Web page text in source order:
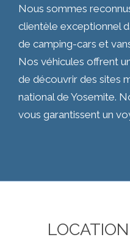
Nous sommes
clientèle exceptionnel
de camping-cars et
Nos véhicules offrent
de découvrir des sites
national de Yosemite.
vous garantissent un